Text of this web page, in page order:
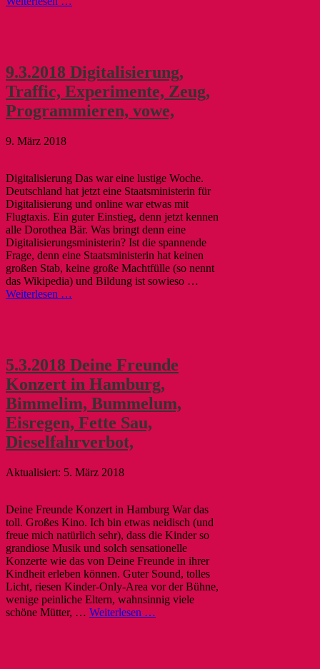
9.3.2018 Digitalisierung,
Traffic, Experimente, Zeug,
Programmieren, vowe,
9. März 2018
Digitalisierung Das war eine lustige Woche.
Deutschland hat jetzt eine Staatsministerin für
Digitalisierung und online war etwas mit
Flugtaxis. Ein guter Einstieg, denn jetzt kennen
alle Dorothea Bär. Was bringt denn eine
Digitalisierungsministerin? Ist die spannende
Frage, denn eine Staatsministerin hat keinen
großen Stab, keine große Machtfülle (so nennt
das Wikipedia) und Bildung ist sowieso …
Weiterlesen …
5.3.2018 Deine Freunde
Konzert in Hamburg,
Bimmelim, Bummelum,
Eisregen, Fette Sau,
Dieselfahrverbot,
5. März 2018
Deine Freunde Konzert in Hamburg War das
toll. Großes Kino. Ich bin etwas neidisch (und
freue mich natürlich sehr), dass die Kinder so
grandiose Musik und solch sensationelle
Konzerte wie das von Deine Freunde in ihrer
Kindheit erleben können. Guter Sound, tolles
Licht, riesen Kinder-Only-Area vor der Bühne,
wenige peinliche Eltern, wahnsinnig viele
schöne Mütter, … Weiterlesen …